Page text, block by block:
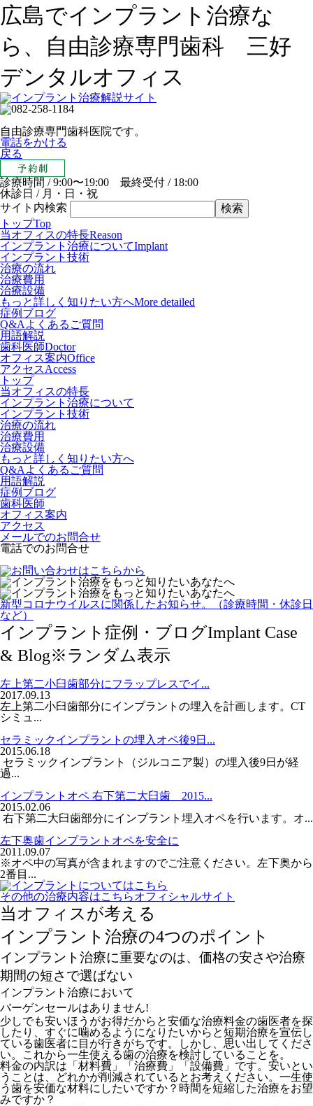
広島でインプラント治療な
ら、自由診療専門歯科 三好
デンタルオフィス
自由診療専門歯科医院です。
電話をかける
戻る
診療時間 / 9:00〜19:00 最終受付 / 18:00
休診日 / 月・日・祝
サイト内検索
トップTop
当オフィスの特長Reason
インプラント治療についてImplant
インプラント技術
治療の流れ
治療費用
治療設備
もっと詳しく知りたい方へMore detailed
症例ブログ
Q&Aよくあるご質問
用語解説
歯科医師Doctor
オフィス案内Office
アクセスAccess
トップ
当オフィスの特長
インプラント治療について
インプラント技術
治療の流れ
治療費用
治療設備
もっと詳しく知りたい方へ
Q&Aよくあるご質問
用語解説
症例ブログ
歯科医師
オフィス案内
アクセス
メールでのお問合せ
電話でのお問合せ
新型コロナウイルスに関係したお知らせ。（診療時間・休診日
など）
インプラント症例・ブログImplant Case
& Blog※ランダム表示
左上第二小臼歯部分にフラップレスでイ...
2017.09.13
左上第二小臼歯部分にインプラントの埋入を計画します。CT
シミュ...
セラミックインプラントの埋入オペ後9日...
2015.06.18
セラミックインプラント（ジルコニア製）の埋入後9日が経
過...
インプラントオペ 右下第二大臼歯 2015...
2015.02.06
右下第二大臼歯部分にインプラント埋入オペを行います。オ...
左下奥歯インプラントオペを安全に
2011.09.07
※オペ中の写真が含まれますのでご注意ください。左下奥から
2番目...
その他の治療内容はこちらオフィシャルサイト
当オフィスが考える
インプラント治療の4つのポイント
インプラント治療に重要なのは、価格の安さや治療
期間の短さで選ばない
インプラント治療において
バーゲンセールはありません!
少しでも安いほうがお得だからと安価な治療料金の歯医者を探
したり、すぐに噛めるようになりたいからと短期治療を宣伝し
ている歯医者に目が行きがちです。しかし、思い出してくださ
い。これから一生使える歯の治療を検討していることを。
料金の内訳は「材料費」「治療費」「設備費」です。安いとい
うことは、どれかが削減されているとお考えください。一生使
う歯を安価な材料にしたいですか？時間を短縮した治療をお望
みですか？